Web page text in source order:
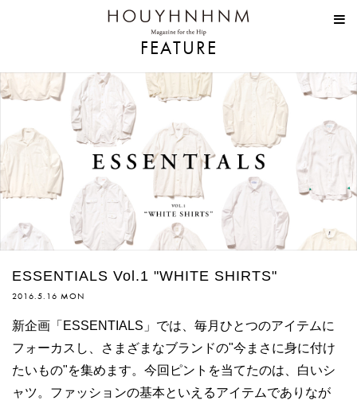
HOUYHNHNM
FEATURE
ESSENTIALS Vol.1 "WHITE SHIRTS"
2016.5.16 MON
新企画「ESSENTIALS」では、毎月ひとつのアイテムに
フォーカスし、さまざまなブランドの"今まさに身に付け
たいもの"を集めます。今回ピントを当てたのは、白いシ
ャツ。ファッションの基本といえるアイテムでありなが